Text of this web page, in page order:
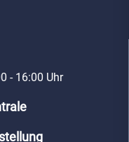
- 16:00 Uhr